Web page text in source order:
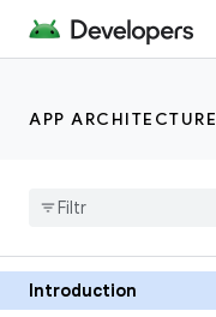
APP ARCHITECTURE
Introduction